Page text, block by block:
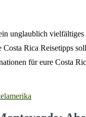
unglaublich
Rica Reisetipps
für eure Costa